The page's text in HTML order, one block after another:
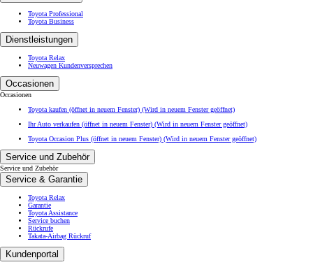
Toyota Professional
Toyota Business
Dienstleistungen
Toyota Relax
Neuwagen Kundenversprechen
Occasionen
Occasionen
Toyota kaufen (öffnet in neuem Fenster) (Wird in neuem Fenster geöffnet)
Ihr Auto verkaufen (öffnet in neuem Fenster) (Wird in neuem Fenster geöffnet)
Toyota Occasion Plus (öffnet in neuem Fenster) (Wird in neuem Fenster geöffnet)
Service und Zubehör
Service und Zubehör
Service & Garantie
Toyota Relax
Garantie
Toyota Assistance
Service buchen
Rückrufe
Takata-Airbag Rückruf
Kundenportal